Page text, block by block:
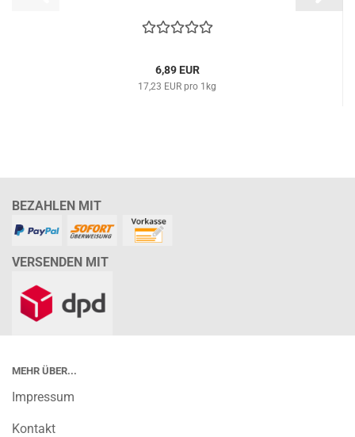
6,89 EUR
17,23 EUR pro 1kg
BEZAHLEN MIT
VERSENDEN MIT
MEHR ÜBER...
Impressum
Kontakt